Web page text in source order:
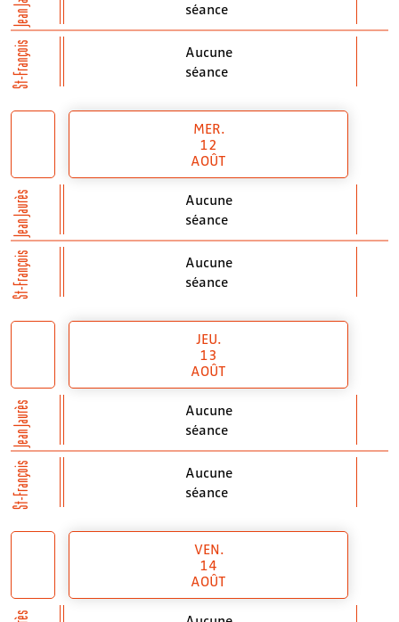
St-François
séance
Aucune
séance
Jean Jaurès
St-François
MER.
12
AOÛT
Aucune
séance
Aucune
séance
Jean Jaurès
St-François
JEU.
13
AOÛT
Aucune
séance
Aucune
séance
VEN.
14
AOÛT